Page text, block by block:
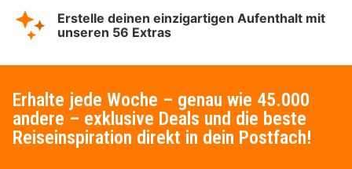
Erstelle deinen einzigartigen Aufenthalt mit
unseren 56 Extras
Erhalte jede Woche – genau wie 45.000
andere – exklusive Deals und die beste
Reiseinspiration direkt in dein Postfach!